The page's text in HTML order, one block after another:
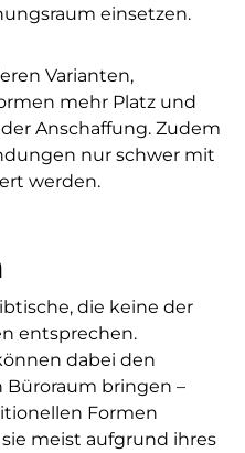
einsetzen.
Varianten,
mehr Platz und
Anschaffung. Zudem
nur schwer mit
werden.
die keine der
entsprechen.
dabei den
bringen –
Formen
meist aufgrund ihres